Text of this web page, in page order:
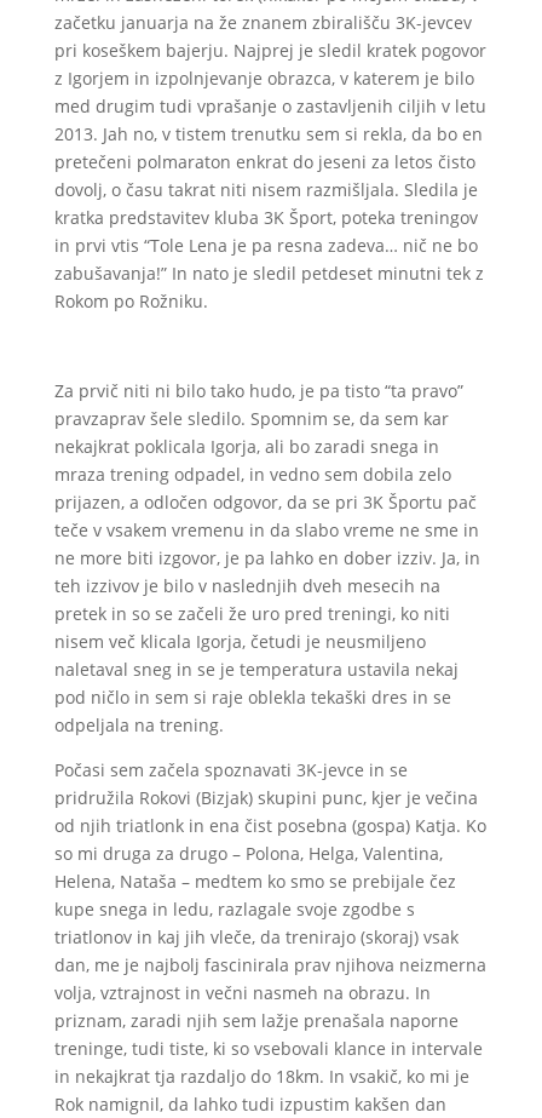
začetku januarja na že znanem zbirališču 3K-jevcev
pri koseškem bajerju. Najprej je sledil kratek pogovor
z Igorjem in izpolnjevanje obrazca, v katerem je bilo
med drugim tudi vprašanje o zastavljenih ciljih v letu
2013. Jah no, v tistem trenutku sem si rekla, da bo en
pretečeni polmaraton enkrat do jeseni za letos čisto
dovolj, o času takrat niti nisem razmišljala. Sledila je
kratka predstavitev kluba 3K Šport, poteka treningov
in prvi vtis “Tole Lena je pa resna zadeva… nič ne bo
zabušavanja!” In nato je sledil petdeset minutni tek z
Rokom po Rožniku.
Za prvič niti ni bilo tako hudo, je pa tisto “ta pravo”
pravzaprav šele sledilo. Spomnim se, da sem kar
nekajkrat poklicala Igorja, ali bo zaradi snega in
mraza trening odpadel, in vedno sem dobila zelo
prijazen, a odločen odgovor, da se pri 3K Športu pač
teče v vsakem vremenu in da slabo vreme ne sme in
ne more biti izgovor, je pa lahko en dober izziv. Ja, in
teh izzivov je bilo v naslednjih dveh mesecih na
pretek in so se začeli že uro pred treningi, ko niti
nisem več klicala Igorja, četudi je neusmiljeno
naletaval sneg in se je temperatura ustavila nekaj
pod ničlo in sem si raje oblekla tekaški dres in se
odpeljala na trening.
Počasi sem začela spoznavati 3K-jevce in se
pridružila Rokovi (Bizjak) skupini punc, kjer je večina
od njih triatlonk in ena čist posebna (gospa) Katja. Ko
so mi druga za drugo – Polona, Helga, Valentina,
Helena, Nataša – medtem ko smo se prebijale čez
kupe snega in ledu, razlagale svoje zgodbe s
triatlonov in kaj jih vleče, da trenirajo (skoraj) vsak
dan, me je najbolj fascinirala prav njihova neizmerna
volja, vztrajnost in večni nasmeh na obrazu. In
priznam, zaradi njih sem lažje prenašala naporne
treninge, tudi tiste, ki so vsebovali klance in intervale
in nekajkrat tja razdaljo do 18km. In vsakič, ko mi je
Rok namignil, da lahko tudi izpustim kakšen dan